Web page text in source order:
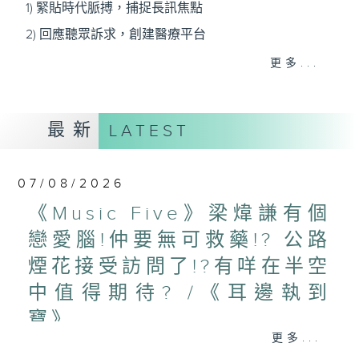
1) 緊貼時代脈搏，捕捉長訊焦點
2) 回應聽眾訴求，創建醫療平台
3) 暖流熱線 : 關顧長者心靈需要，透過電話1872312，
主持：Harry哥哥、周綺玲、鄧添樂、黎茜姸
編導：周綺玲、鄧添樂
監製：梁學曦
逢星期一至五，上午十時至下午一時，歡迎你！
更多...
最新 LATEST
07/08/2026
《Music Five》梁煒謙有個
戀愛腦!仲要無可救藥!? 公路
煙花接受訪問了!?有咩在半空
中值得期待? /《耳邊執到
寶》
更多...